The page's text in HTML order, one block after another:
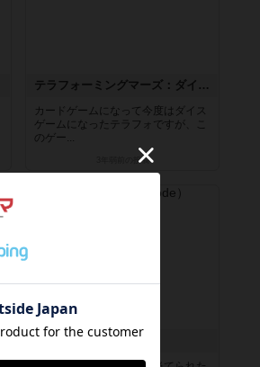
テラフォーミングマーズ：ダイスゲーム
カードゲームになって今度はダイス
ゲームになったテラフォですが、こ
のゲー...
の投稿
ロストコード